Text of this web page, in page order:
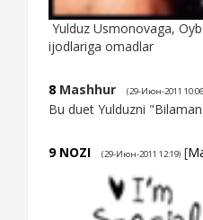
Yulduz Usmonovaga,
ijodlariga omadlar
8 Mashhur (29-Июн-2011
Bu duet Yulduzni
9 NOZI (29-Июн-2011 12:19) [